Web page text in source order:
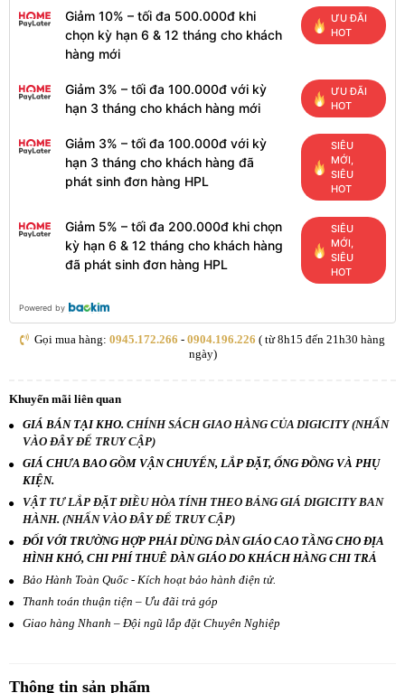
Giảm 10% – tối đa 500.000đ khi
chọn kỳ hạn 6 & 12 tháng cho khách
hàng mới
ƯU ĐÃI
HOT
Giảm 3% – tối đa 100.000đ với kỳ
hạn 3 tháng cho khách hàng mới
ƯU ĐÃI
HOT
Giảm 3% – tối đa 100.000đ với kỳ
hạn 3 tháng cho khách hàng đã
phát sinh đơn hàng HPL
SIÊU
MỚI,
SIÊU
HOT
Giảm 5% – tối đa 200.000đ khi chọn
kỳ hạn 6 & 12 tháng cho khách hàng
đã phát sinh đơn hàng HPL
SIÊU
MỚI,
SIÊU
HOT
Powered by
Gọi mua hàng: 0945.172.266 - 0904.196.226 ( từ 8h15 đến 21h30 hàng
ngày)
Khuyến mãi liên quan
GIÁ BÁN TẠI KHO. CHÍNH SÁCH GIAO HÀNG CỦA DIGICITY (NHẤN
VÀO ĐÂY ĐỂ TRUY CẬP)
GIÁ CHƯA BAO GỒM VẬN CHUYỂN, LẮP ĐẶT, ỐNG ĐỒNG VÀ PHỤ
KIỆN.
VẬT TƯ LẮP ĐẶT ĐIỀU HÒA TÍNH THEO BẢNG GIÁ DIGICITY BAN
HÀNH. (NHẤN VÀO ĐÂY ĐỂ TRUY CẬP)
ĐỐI VỚI TRƯỜNG HỢP PHẢI DÙNG DÀN GIÁO CAO TẦNG CHO ĐỊA
HÌNH KHÓ, CHI PHÍ THUÊ DÀN GIÁO DO KHÁCH HÀNG CHI TRẢ
Bảo Hành Toàn Quốc - Kích hoạt bảo hành điện tử.
Thanh toán thuận tiện – Ưu đãi trả góp
Giao hàng Nhanh – Đội ngũ lắp đặt Chuyên Nghiệp
Thông tin sản phẩm